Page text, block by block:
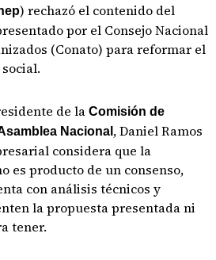
) rechazó el contenido del
por el Consejo Nacional
(Conato) para reformar el
de la Comisión de
Nacional , Daniel Ramos
considera que la
es producto de un consenso,
con análisis técnicos y
la propuesta presentada ni
tener.